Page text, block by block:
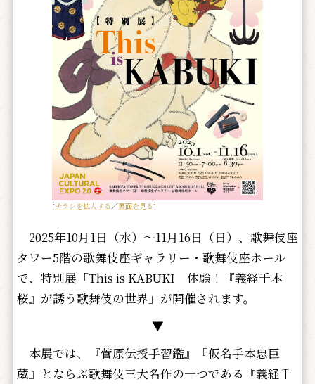
[チラシを拡大する ／裏面を見る ]
2025年10月1日（水）～11月16日（日）、歌舞伎座
タワー5階の歌舞伎座ギャラリー・歌舞伎座ホール
で、特別展「This is KABUKI 体験！『義経千本
桜』が誘う歌舞伎の世界」が開催されます。
▼
本展では、『菅原伝授手習鑑』『仮名手本忠臣
蔵』とならぶ歌舞伎三大名作の一つである『義経千